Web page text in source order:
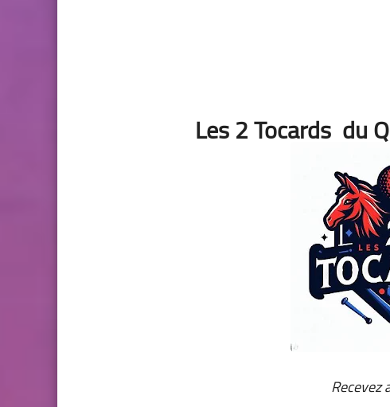
Les 2 Tocards du
Recevez